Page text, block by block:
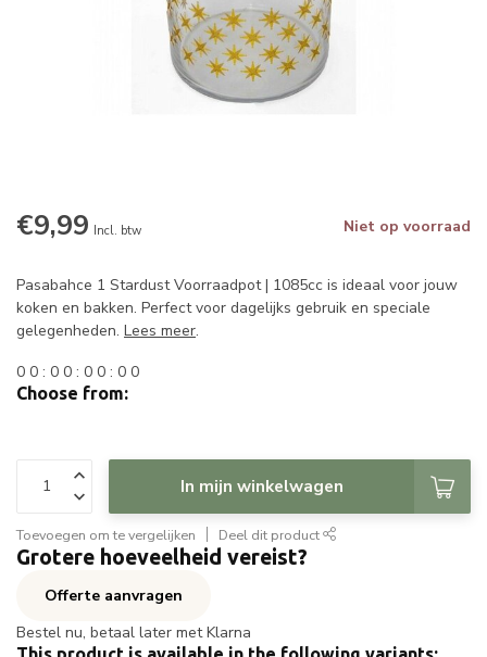
€9,99 Incl. btw Niet op voorraad
Pasabahce 1 Stardust Voorraadpot | 1085cc is ideaal voor jouw
koken en bakken. Perfect voor dagelijks gebruik en speciale
gelegenheden. Lees meer.
0 0 : 0 0 : 0 0 : 0 0
Choose from:
In mijn winkelwagen
Toevoegen om te vergelijken Deel dit product
Grotere hoeveelheid vereist?
Offerte aanvragen
Bestel nu, betaal later met Klarna